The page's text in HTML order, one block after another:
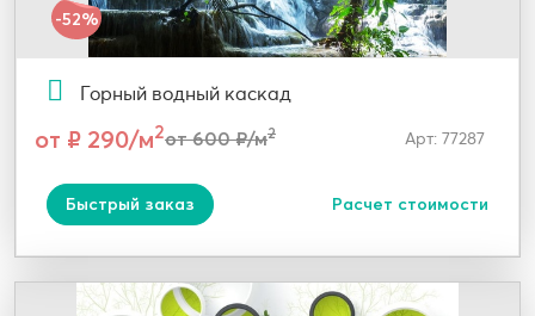
-52%
Горный водный каскад
от ₽ 290/м2от 600 ₽/м2 Арт: 77287
Быстрый заказ Расчет стоимости